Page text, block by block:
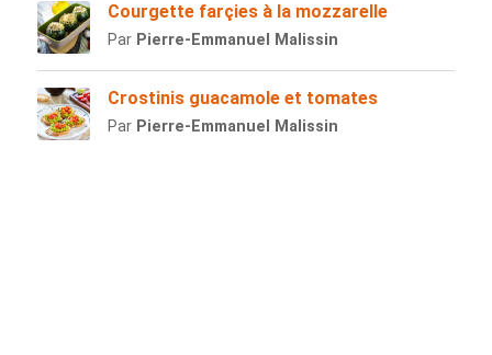
Courgette farçies à la mozzarelle
Par Pierre-Emmanuel Malissin
Crostinis guacamole et tomates
Par Pierre-Emmanuel Malissin